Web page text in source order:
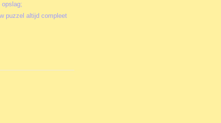
puzzel altijd compleet